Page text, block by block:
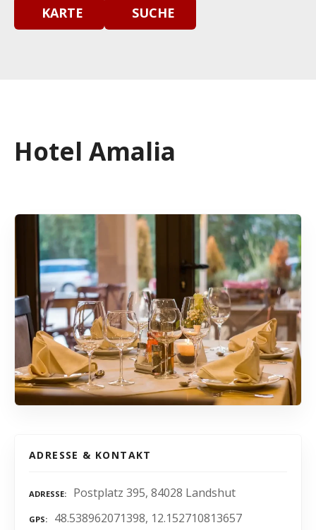
KARTE SUCHE
Hotel Amalia
ADRESSE & KONTAKT
ADRESSE Postplatz 395, 84028 Landshut
GPS 48.538962071398, 12.152710813657